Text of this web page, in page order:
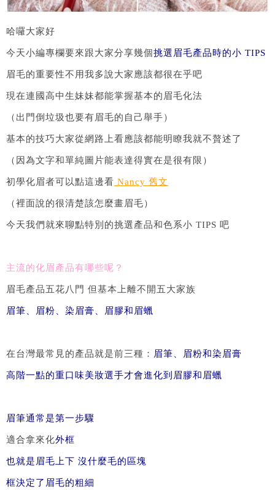
哈囉大家好
今天小編專欄要來跟大家分享幾個挑選眉毛產品時的小 TIPS
眉毛的重要性不用我多說大家應該都很在乎吧
現在連國高中生妹妹都能掌握基本的眉毛化法
（出門倒垃圾也要有眉毛的自己舉手）
基本的技巧大家從網路上看應該都能明瞭我就不贅述了
（因為文字和單純圖片能表達得實在是很有限）
初學化眉者可以點這邊看 Nancy 舊文
（裡面說的很清楚該怎麼畫眉毛）
今天我們就來聊點特別的挑選產品和色系小 TIPS 吧
主流的化眉產品有哪些呢？
眉毛產品五花八門 但基本上離不開五大家族
眉筆、眉粉、染眉膏、眉膠和眉蠟
在台灣最常見的產品就是前三種： 眉筆、眉粉和染眉膏
高階一點的重口味美妝選手才會進化到眉膠和眉蠟
眉筆通常是第一步驟
適合拿來化外框
也就是眉毛上下 沒什麼毛的區塊
框決定了眉毛的粗細